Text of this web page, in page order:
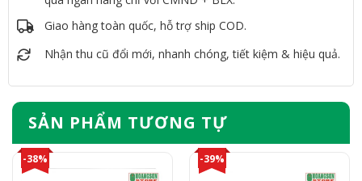
Giao hàng toàn quốc, hỗ trợ ship COD.
Nhận thu cũ đổi mới, nhanh chóng, tiết kiệm & hiệu quả.
SẢN PHẨM TƯƠNG TỰ
-38% -39%